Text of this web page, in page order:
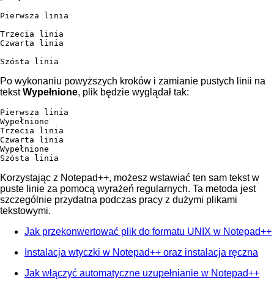
Pierwsza linia
Trzecia linia
Czwarta linia
Po wykonaniu powyższych kroków i zamianie pustych linii na
tekstWypełnione, plik będzie wyglądał tak:
Pierwsza linia
Wypełnione
Trzecia linia
Czwarta linia
Wypełnione
Korzystając z Notepad++, możesz wstawiać ten sam tekst w
puste linie za pomocą wyrażeń regularnych. Ta metoda jest
szczególnie przydatna podczas pracy z dużymi plikami
tekstowymi.
Jak przekonwertować plik do formatu UNIX w Notepad++
Instalacja wtyczki w Notepad++ oraz instalacja ręczna
Jak włączyć automatyczne uzupełnianie w Notepad++